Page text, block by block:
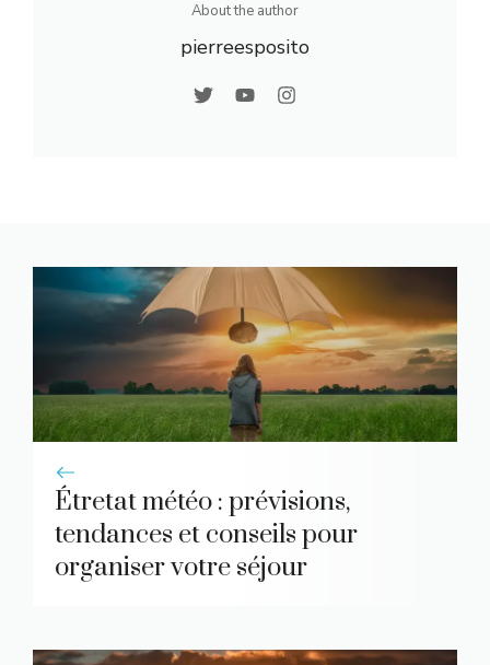
About the author
pierreesposito
Étretat météo : prévisions,
tendances et conseils pour
organiser votre séjour